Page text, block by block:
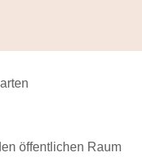
öffentlichen Raum